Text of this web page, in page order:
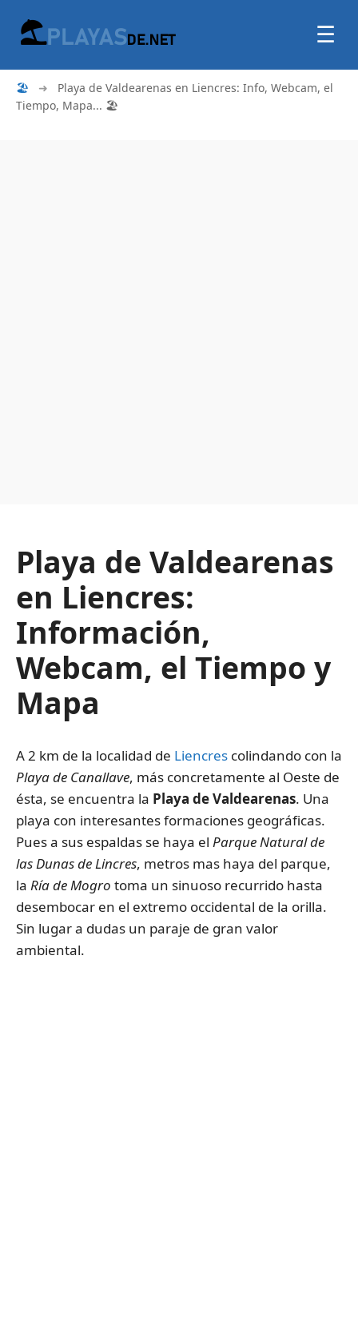
☰
🏖 ➜
Playa de Valdearenas en Liencres: Info, Webcam, el
Tiempo, Mapa... 🏖️
Playa de Valdearenas
en Liencres:
Información,
Webcam, el Tiempo y
Mapa
A 2 km de la localidad de Liencres colindando con la
Playa de Canallave, más concretamente al Oeste de
ésta, se encuentra la Playa de Valdearenas. Una
playa con interesantes formaciones geográficas.
Pues a sus espaldas se haya el Parque Natural de
las Dunas de Lincres, metros mas haya del parque,
la Ría de Mogro toma un sinuoso recurrido hasta
desembocar en el extremo occidental de la orilla.
Sin lugar a dudas un paraje de gran valor
ambiental.